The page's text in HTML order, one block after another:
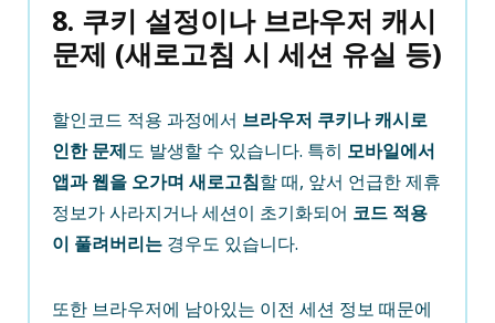
8. 쿠키 설정이나 브라우저 캐시
문제 (새로고침 시 세션 유실 등)
할인코드 적용 과정에서 브라우저 쿠키나 캐시로
인한 문제도 발생할 수 있습니다. 특히 모바일에서
앱과 웹을 오가며 새로고침할 때, 앞서 언급한 제휴
정보가 사라지거나 세션이 초기화되어 코드 적용
이 풀려버리는 경우도 있습니다.
또한 브라우저에 남아있는 이전 세션 정보 때문에